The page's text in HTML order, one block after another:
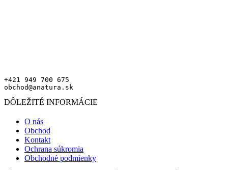
+421 949 700 675
obchod@anatura.sk
DÔLEŽITÉ INFORMÁCIE
O nás
Obchod
Kontakt
Ochrana súkromia
Obchodné podmienky